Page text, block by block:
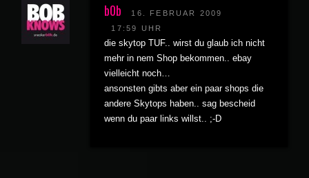
b0b
16. FEBRUAR 2009
17:59 UHR
die skytop TUF.. wirst du glaub ich nicht
mehr in nem Shop bekommen.. ebay
vielleicht noch…
ansonsten gibts aber ein paar shops die
andere Skytops haben.. sag bescheid
wenn du paar links willst.. ;-D